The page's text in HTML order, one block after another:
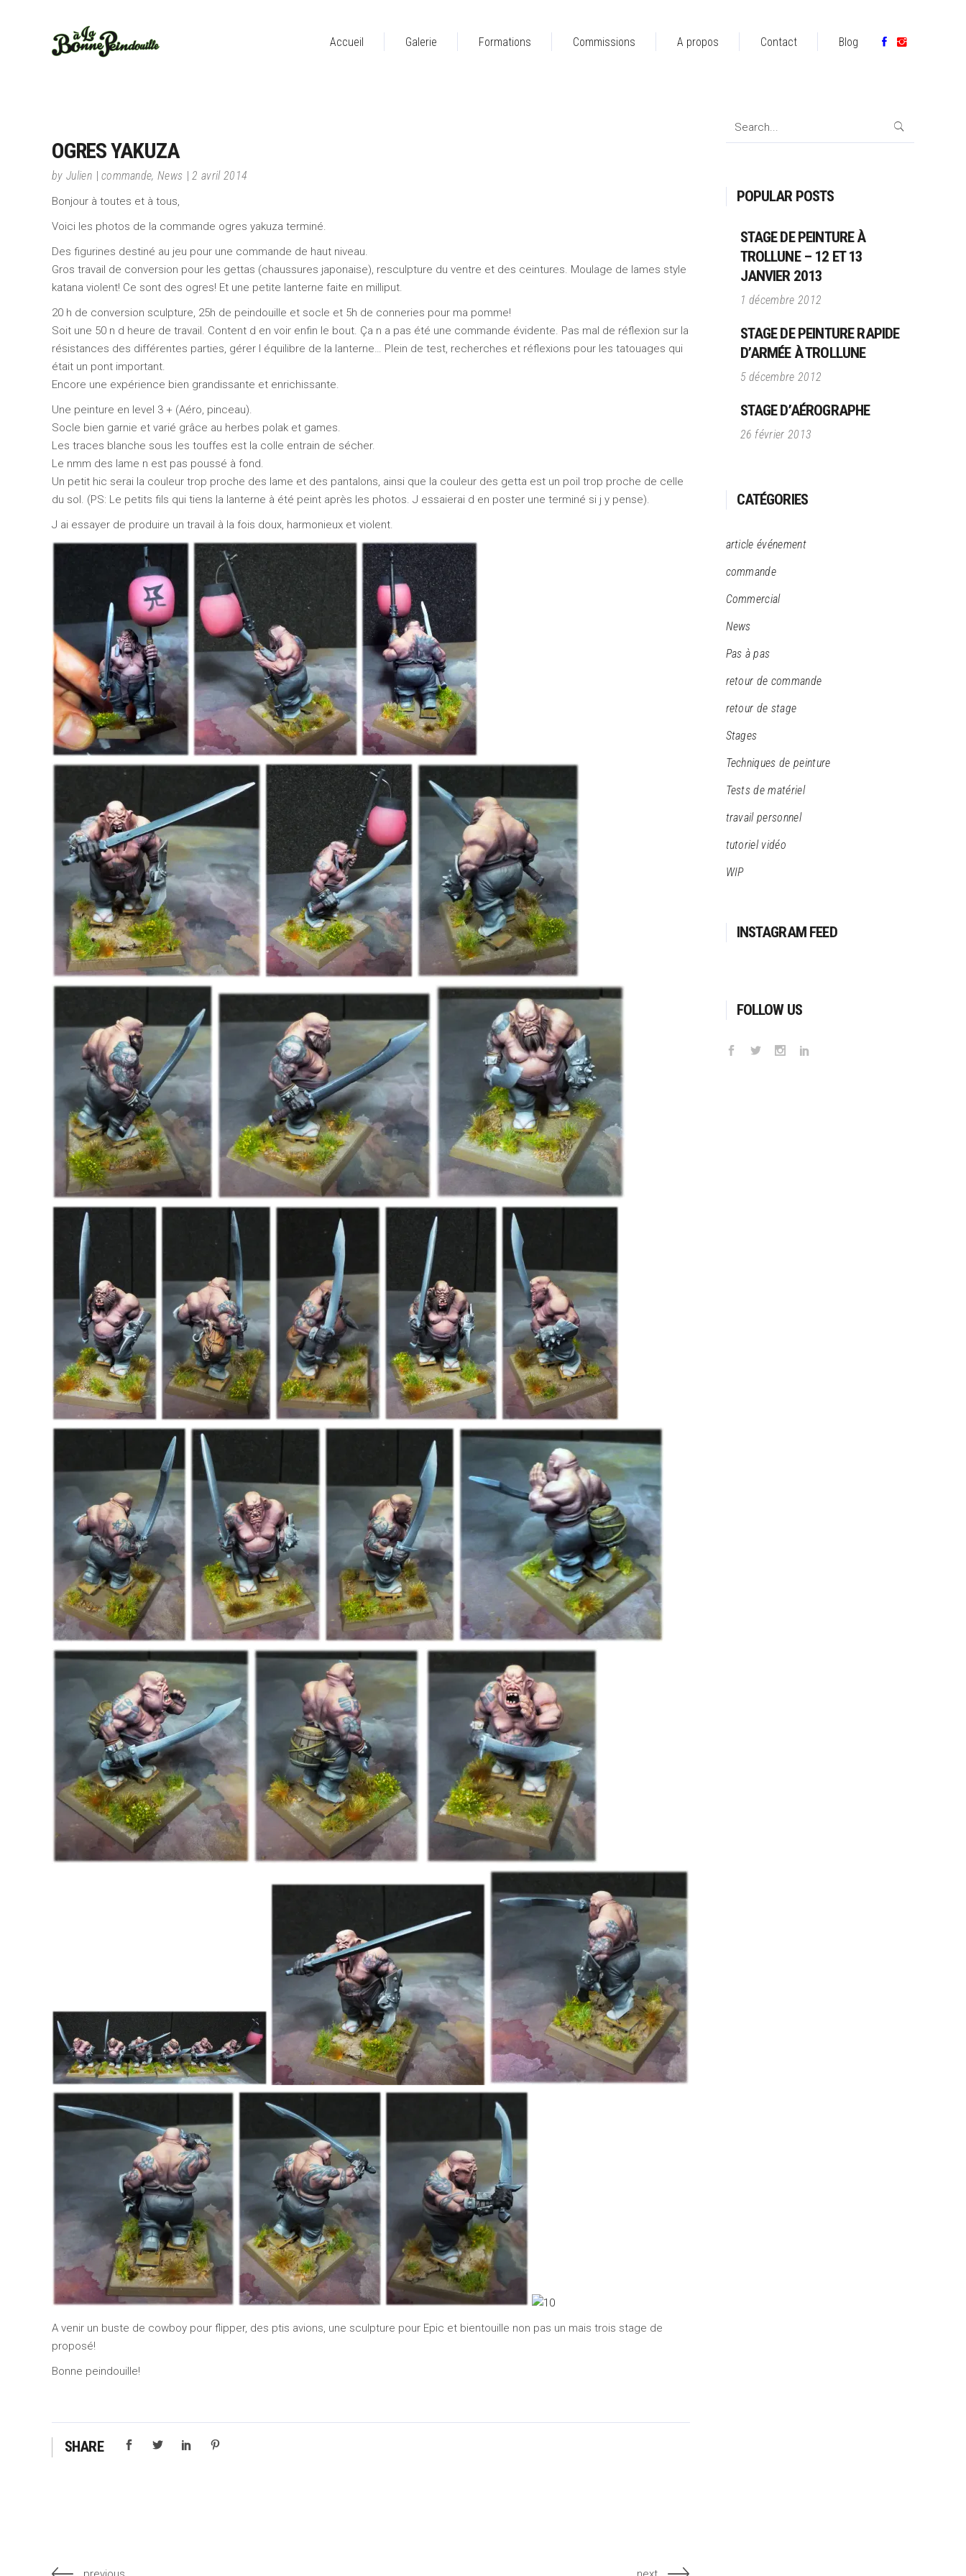
Accueil Galerie Formations Commissions A propos Contact Blog
OGRES YAKUZA
by Julien commande,News 2 avril 2014
Bonjour à toutes et à tous,
Voici les photos de la commande ogres yakuza terminé.
Des figurines destiné au jeu pour une commande de haut niveau.
Gros travail de conversion pour les gettas (chaussures japonaise), resculpture du ventre et des ceintures. Moulage de lames style
katana violent! Ce sont des ogres! Et une petite lanterne faite en milliput.
20 h de conversion sculpture, 25h de peindouille et socle et 5h de conneries pour ma pomme!
Soit une 50 n d heure de travail. Content d en voir enfin le bout. Ça n a pas été une commande évidente. Pas mal de réflexion sur la
résistances des différentes parties, gérer l équilibre de la lanterne… Plein de test, recherches et réflexions pour les tatouages qui
était un pont important.
Encore une expérience bien grandissante et enrichissante.
Une peinture en level 3 + (Aéro, pinceau).
Socle bien garnie et varié grâce au herbes polak et games.
Les traces blanche sous les touffes est la colle entrain de sécher.
Le nmm des lame n est pas poussé à fond.
Un petit hic serai la couleur trop proche des lame et des pantalons, ainsi que la couleur des getta est un poil trop proche de celle
du sol. (PS: Le petits fils qui tiens la lanterne à été peint après les photos. J essaierai d en poster une terminé si j y pense).
J ai essayer de produire un travail à la fois doux, harmonieux et violent.
A venir un buste de cowboy pour flipper, des ptis avions, une sculpture pour Epic et bientouille non pas un mais trois stage de
proposé!
Bonne peindouille!
SHARE
Search
POPULAR POSTS
STAGE DE PEINTURE À
TROLLUNE – 12 ET 13
JANVIER 2013
1 décembre 2012
STAGE DE PEINTURE RAPIDE
D’ARMÉE À TROLLUNE
5 décembre 2012
STAGE D’AÉROGRAPHE
26 février 2013
CATÉGORIES
article événement
commande
Commercial
News
Pas à pas
retour de commande
retour de stage
Stages
Techniques de peinture
Tests de matériel
travail personnel
tutoriel vidéo
WIP
INSTAGRAM FEED
FOLLOW US